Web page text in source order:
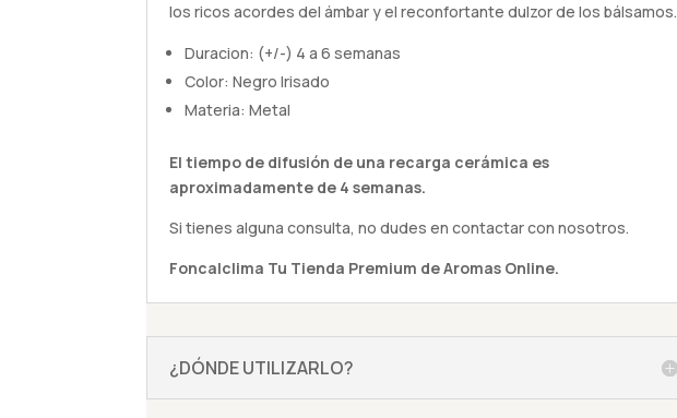
los ricos acordes del ámbar y el reconfortante dulzor de los bálsamos.
Duracion: (+/-) 4 a 6 semanas
Color: Negro Irisado
Materia: Metal
El tiempo de difusión de una recarga cerámica es
aproximadamente de 4 semanas.
Si tienes algunaconsulta, no dudes en contactar con nosotros.
Foncalclima Tu Tienda Premium de Aromas Online.
¿DÓNDE UTILIZARLO?